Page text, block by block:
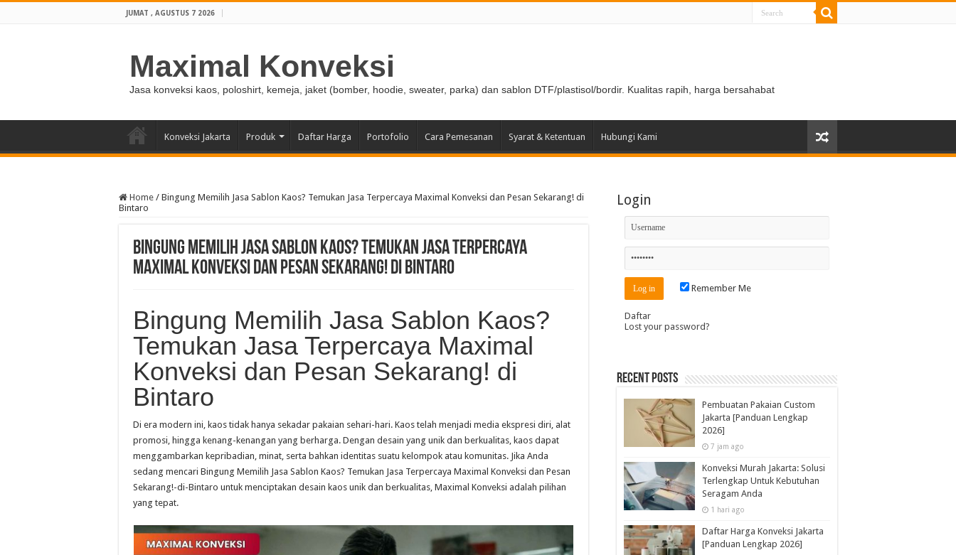
JUMAT , AGUSTUS 7 2026
Maximal Konveksi
Jasa konveksi kaos, poloshirt, kemeja, jaket (bomber, hoodie, sweater, parka) dan sablon DTF/plastisol/bordir. Kualitas rapih, harga bersahabat
Konveksi Jakarta Produk Daftar Harga Portofolio Cara Pemesanan Syarat & Ketentuan Hubungi Kami
Home / Bingung Memilih Jasa Sablon Kaos? Temukan Jasa Terpercaya Maximal Konveksi dan Pesan Sekarang! di
Bintaro
Bingung Memilih Jasa Sablon Kaos? Temukan Jasa Terpercaya
Maximal Konveksi dan Pesan Sekarang! di Bintaro
Bingung Memilih Jasa Sablon Kaos?
Temukan Jasa Terpercaya Maximal
Konveksi dan Pesan Sekarang! di
Bintaro
Di era modern ini, kaos tidak hanya sekadar pakaian sehari-hari. Kaos telah menjadi media ekspresi diri, alat
promosi, hingga kenang-kenangan yang berharga. Dengan desain yang unik dan berkualitas, kaos dapat
menggambarkan kepribadian, minat, serta bahkan identitas suatu kelompok atau komunitas. Jika Anda
sedang mencari Bingung Memilih Jasa Sablon Kaos? Temukan Jasa Terpercaya Maximal Konveksi dan Pesan
Sekarang!-di-Bintaro untuk menciptakan desain kaos unik dan berkualitas, Maximal Konveksi adalah pilihan
yang tepat.
Login
Remember Me
Daftar
Lost your password?
Recent Posts
Pembuatan Pakaian Custom
Jakarta [Panduan Lengkap
2026]
7 jam ago
Konveksi Murah Jakarta: Solusi
Terlengkap Untuk Kebutuhan
Seragam Anda
1 hari ago
Daftar Harga Konveksi Jakarta
[Panduan Lengkap 2026]